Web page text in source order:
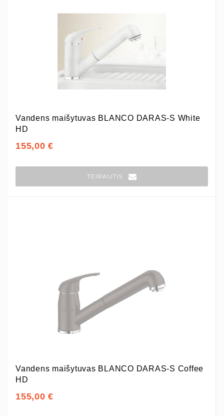
Vandens maišytuvas BLANCO DARAS-S White
HD
155,00 €
TEIRAUTIS
Vandens maišytuvas BLANCO DARAS-S Coffee
HD
155,00 €